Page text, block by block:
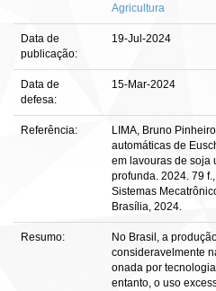
Agricultura
Data de
publicação:
19-Jul-2024
Data de
defesa:
15-Mar-2024
Referência:
LIMA, Bruno
automáticas de
em lavouras de soja
profunda. 2024. 79
Sistemas
Brasília, 2024.
Resumo:
No Brasil, a
consideravelmente
onada por
entanto, o uso